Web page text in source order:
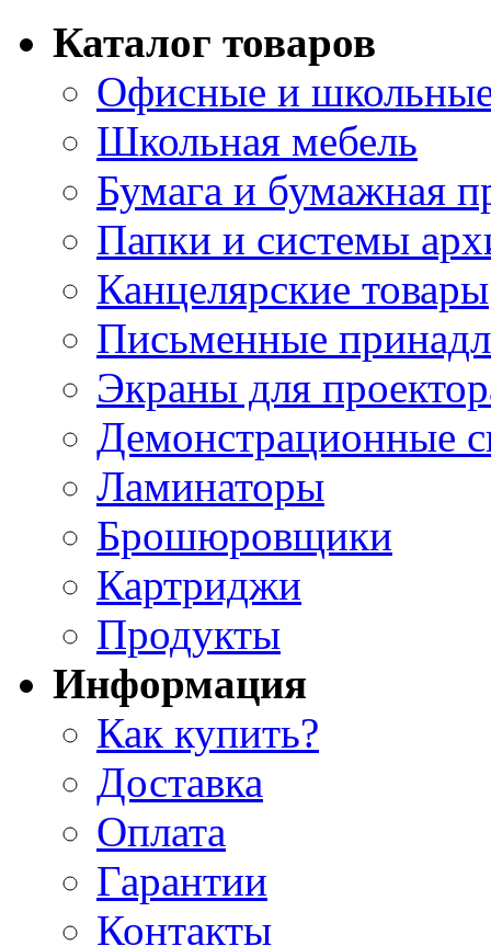
Каталог товаров
Офисные и
Школьная мебель
Бумага и бумажная
Папки и системы
Канцелярские товары
Письменные
Экраны для
Демонстрационные
Ламинаторы
Брошюровщики
Картриджи
Продукты
Информация
Как купить?
Доставка
Оплата
Гарантии
Контакты